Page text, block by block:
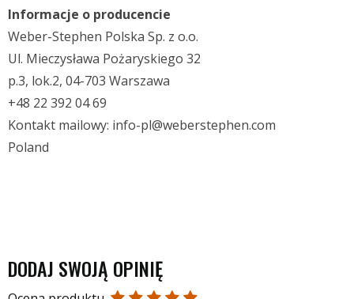
Informacje o producencie
Weber-Stephen Polska Sp. z o.o.
Ul. Mieczysława Pożaryskiego 32
p.3, lok.2, 04-703 Warszawa
+48 22 392 04 69
Kontakt mailowy: info-pl@weberstephen.com
Poland
DODAJ SWOJĄ OPINIĘ